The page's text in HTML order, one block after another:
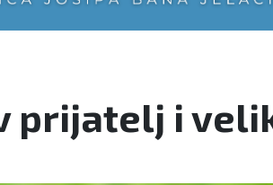
prijatelj i